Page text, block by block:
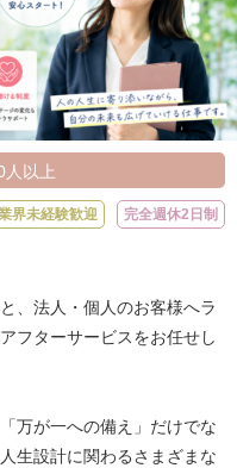
人以上
界未経験歓迎 完全週休2日制
、法人・個人のお客様へラ
フターサービスをお任せし
万が一への備え」だけでな
生設計に関わるさまざまな